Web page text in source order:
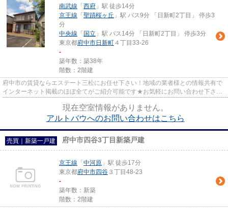
南武線 「 西府 」駅 徒歩14分
京王線 「 聖蹟桜ヶ丘 」駅 バス9分 「日新町2丁目」 停歩3
分
中央線 「 国立 」駅 バス14分 「日新町2丁目」 停歩3分
東京都府中市日新町 ４丁目33-26
-
築年数：築38年
階数：2階建
府中市の賃貸ならエステート三松にお任せ下さい！地域の業者様との情報共有で
インターネット掲載のほぼ全てがご紹介可能です★お気軽にお問い合わせ下さ
現在空室情報がありません。
アルトバウへのお問い合わせはこちら
売買｜新築一戸建 府中市四谷3丁目新築戸建
京王線 「 中河原 」駅 徒歩17分
東京都府中市四谷 ３丁目48-23
-
築年数：新築
階数：2階建